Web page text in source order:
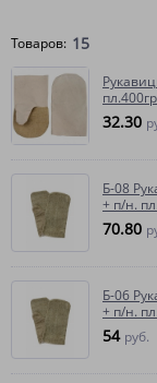
Товаров: 15
32.30
Б-08
+ п/н.
70.80
Б-06
+ п/н.
54 руб.